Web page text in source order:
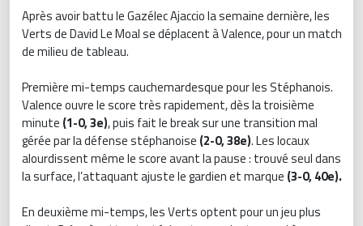
Après avoir battu le Gazélec Ajaccio la semaine dernière, les
Verts de David Le Moal se déplacent à Valence, pour un match
de milieu de tableau.
Première mi-temps cauchemardesque pour les Stéphanois.
Valence ouvre le score très rapidement, dès la troisième
minute (1-0, 3e), puis fait le break sur une transition mal
gérée par la défense stéphanoise (2-0, 38e). Les locaux
alourdissent même le score avant la pause : trouvé seul dans
la surface, l’attaquant ajuste le gardien et marque (3-0, 40e).
En deuxième mi-temps, les Verts optent pour un jeu plus